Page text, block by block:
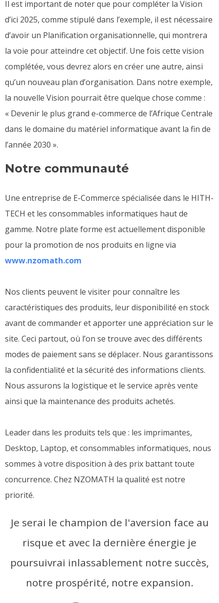
Il est important de noter que pour compléter la Vision
d’ici 2025, comme stipulé dans l’exemple, il est nécessaire
d’avoir un Planification organisationnelle, qui montrera
la voie pour atteindre cet objectif. Une fois cette vision
complétée, vous devrez alors en créer une autre, ainsi
qu’un nouveau plan d’organisation. Dans notre exemple,
la nouvelle Vision pourrait être quelque chose comme :
« Devenir le plus grand e-commerce de l’Afrique Centrale
dans le domaine du matériel informatique avant la fin de
l’année 2030 ».
Notre communauté
Une entreprise de E-Commerce spécialisée dans le HITH-
TECH et les consommables informatiques haut de
gamme. Notre plate forme est actuellement disponible
pour la promotion de nos produits en ligne via
www.nzomath.com
Nos clients peuvent le visiter pour connaître les
caractéristiques des produits, leur disponibilité en stock
avant de commander et apporter une appréciation sur le
site. Ceci partout, où l’on se trouve avec des différents
modes de paiement sans se déplacer. Nous garantissons
la confidentialité et la sécurité des informations clients.
Nous assurons la logistique et le service après vente
ainsi que la maintenance des produits achetés.
Leader dans les produits tels que : les imprimantes,
Desktop, Laptop, et consommables informatiques, nous
sommes à votre disposition à des prix battant toute
concurrence. Chez NZOMATH la qualité est notre
priorité.
Je serai le champion de l'aversion face au
risque et avec la dernière énergie je
poursuivrai inlassablement notre succès,
notre prospérité, notre expansion.